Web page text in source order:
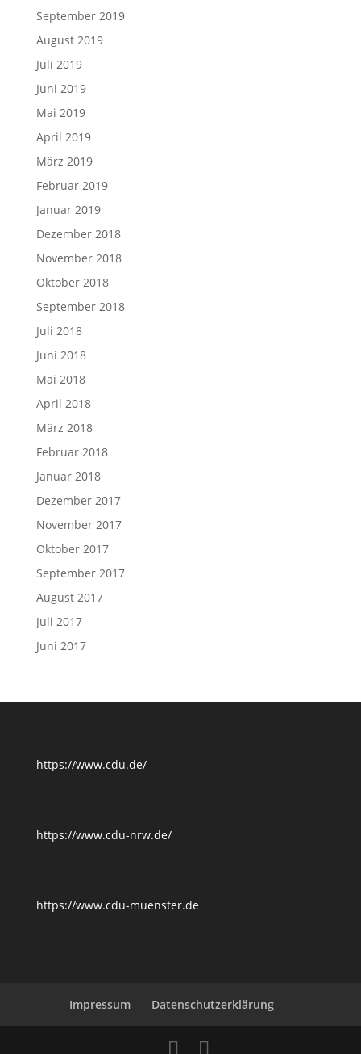
September 2019
August 2019
Juli 2019
Juni 2019
Mai 2019
April 2019
März 2019
Februar 2019
Januar 2019
Dezember 2018
November 2018
Oktober 2018
September 2018
Juli 2018
Juni 2018
Mai 2018
April 2018
März 2018
Februar 2018
Januar 2018
Dezember 2017
November 2017
Oktober 2017
September 2017
August 2017
Juli 2017
Juni 2017
https://www.cdu.de/
https://www.cdu-nrw.de/
https://www.cdu-muenster.de
Impressum Datenschutzerklärung